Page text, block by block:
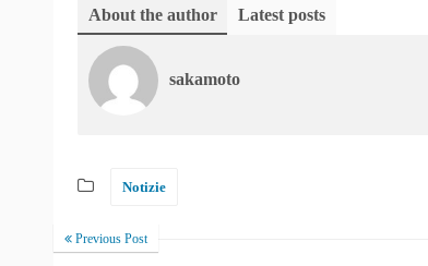
About the author Latest posts
sakamoto
Notizie
Previous Post